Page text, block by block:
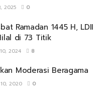
2025 0
Ramadan 1445 H, LDII
di 73 Titik
2024 8
Moderasi Beragama
10, 2020 0